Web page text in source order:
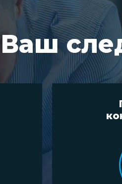
Ваш